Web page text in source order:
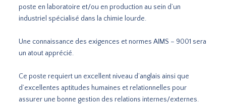
poste en laboratoire et/ou en production au sein d’un
industriel spécialisé dans la chimie lourde.
Une connaissance des exigences et normes AIMS – 9001 sera
un atout apprécié.
Ce poste requiert un excellent niveau d’anglais ainsi que
d’excellentes aptitudes humaines et relationnelles pour
assurer une bonne gestion des relations internes/externes.